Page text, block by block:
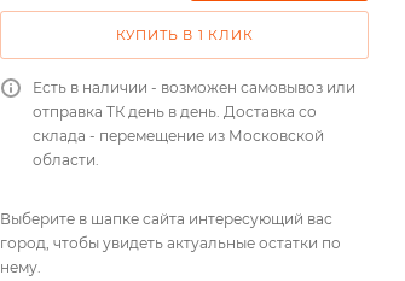
КУПИТЬ В 1 КЛИК
Есть в наличии - возможен самовывоз или
отправка ТК день в день. Доставка со
склада - перемещение из Московской
области.
Выберите в шапке сайта интересующий вас
город, чтобы увидеть актуальные остатки по
нему.